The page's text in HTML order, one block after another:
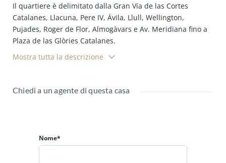
Il quartiere è delimitato dalla Gran Vía de las Cortes
Catalanes, Llacuna, Pere IV, Ávila, Llull, Wellington,
Pujades, Roger de Flor, Almogàvars e Av. Meridiana fino a
Plaza de las Glòries Catalanes.
Nei pressi del lotto sono presenti diversi parchi, fra questi
Poblenou al Clot, il Llacuna.
antichi e di media qualità architettonica, in generale.
Mostra tutta la descrizione
Chiedi a un agente di questa casa
Nome*